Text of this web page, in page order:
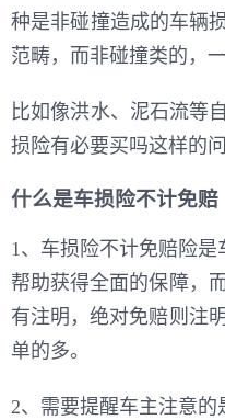
种是非碰撞造成的车辆
范畴，而非碰撞类的，
比如像洪水、泥石流等
损险有必要买吗这样的
什么是车损险不计免赔
1、车损险不计免赔险
帮助获得全面的保障，
有注明，绝对免赔则注
单的多。
2、需要提醒车主注意